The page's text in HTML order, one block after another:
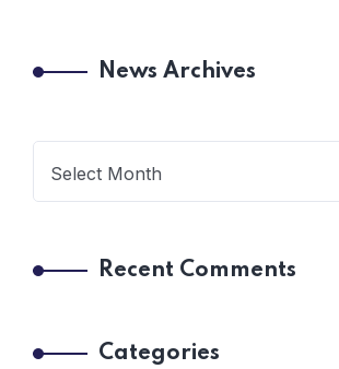
News Archives
Recent Comments
Categories